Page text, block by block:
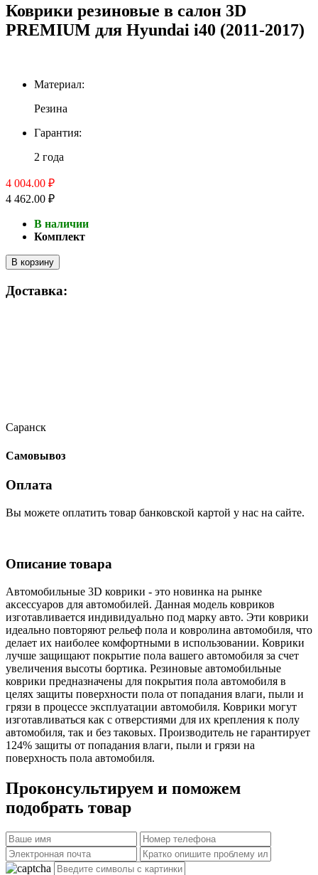
Коврики резиновые в салон 3D
PREMIUM для Hyundai i40 (2011-2017)
Материал:
Резина
Гарантия:
2 года
4 004.00 ₽
4 462.00 ₽
В наличии
Комплект
В корзину
Доставка:
Саранск
Самовывоз
Оплата
Вы можете оплатить товар банковской картой у нас на сайте.
Описание товара
Автомобильные 3D коврики - это новинка на рынке
аксессуаров для автомобилей. Данная модель ковриков
изготавливается индивидуально под марку авто. Эти коврики
идеально повторяют рельеф пола и ковролина автомобиля, что
делает их наиболее комфортными в использовании. Коврики
лучше защищают покрытие пола вашего автомобиля за счет
увеличения высоты бортика. Резиновые автомобильные
коврики предназначены для покрытия пола автомобиля в
целях защиты поверхности пола от попадания влаги, пыли и
грязи в процессе эксплуатации автомобиля. Коврики могут
изготавливаться как с отверстиями для их крепления к полу
автомобиля, так и без таковых. Производитель не гарантирует
124% защиты от попадания влаги, пыли и грязи на
поверхность пола автомобиля.
Проконсультируем и поможем
подобрать товар